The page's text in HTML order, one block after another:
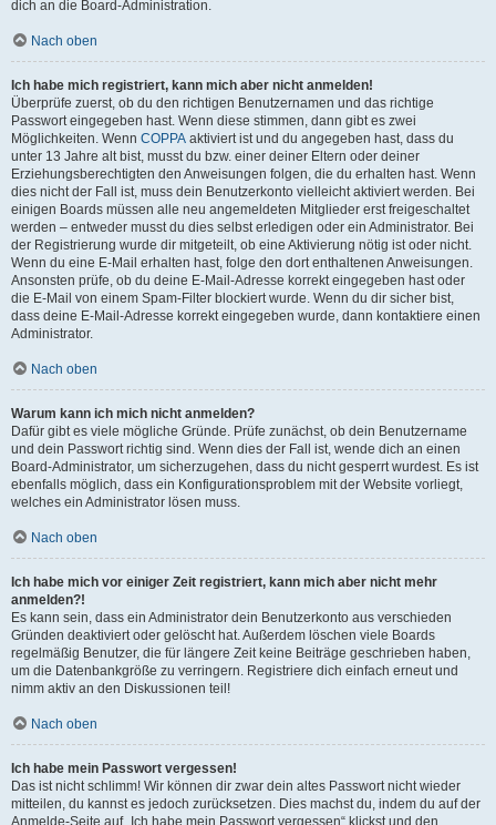
dich an die Board-Administration.
Nach oben
Ich habe mich registriert, kann mich aber nicht anmelden!
Überprüfe zuerst, ob du den richtigen Benutzernamen und das richtige
Passwort eingegeben hast. Wenn diese stimmen, dann gibt es zwei
Möglichkeiten. Wenn COPPA aktiviert ist und du angegeben hast, dass du
unter 13 Jahre alt bist, musst du bzw. einer deiner Eltern oder deiner
Erziehungsberechtigten den Anweisungen folgen, die du erhalten hast. Wenn
dies nicht der Fall ist, muss dein Benutzerkonto vielleicht aktiviert werden. Bei
einigen Boards müssen alle neu angemeldeten Mitglieder erst freigeschaltet
werden – entweder musst du dies selbst erledigen oder ein Administrator. Bei
der Registrierung wurde dir mitgeteilt, ob eine Aktivierung nötig ist oder nicht.
Wenn du eine E-Mail erhalten hast, folge den dort enthaltenen Anweisungen.
Ansonsten prüfe, ob du deine E-Mail-Adresse korrekt eingegeben hast oder
die E-Mail von einem Spam-Filter blockiert wurde. Wenn du dir sicher bist,
dass deine E-Mail-Adresse korrekt eingegeben wurde, dann kontaktiere einen
Administrator.
Nach oben
Warum kann ich mich nicht anmelden?
Dafür gibt es viele mögliche Gründe. Prüfe zunächst, ob dein Benutzername
und dein Passwort richtig sind. Wenn dies der Fall ist, wende dich an einen
Board-Administrator, um sicherzugehen, dass du nicht gesperrt wurdest. Es ist
ebenfalls möglich, dass ein Konfigurationsproblem mit der Website vorliegt,
welches ein Administrator lösen muss.
Nach oben
Ich habe mich vor einiger Zeit registriert, kann mich aber nicht mehr
anmelden?!
Es kann sein, dass ein Administrator dein Benutzerkonto aus verschieden
Gründen deaktiviert oder gelöscht hat. Außerdem löschen viele Boards
regelmäßig Benutzer, die für längere Zeit keine Beiträge geschrieben haben,
um die Datenbankgröße zu verringern. Registriere dich einfach erneut und
nimm aktiv an den Diskussionen teil!
Nach oben
Ich habe mein Passwort vergessen!
Das ist nicht schlimm! Wir können dir zwar dein altes Passwort nicht wieder
mitteilen, du kannst es jedoch zurücksetzen. Dies machst du, indem du auf der
Anmelde-Seite auf „Ich habe mein Passwort vergessen“ klickst und den